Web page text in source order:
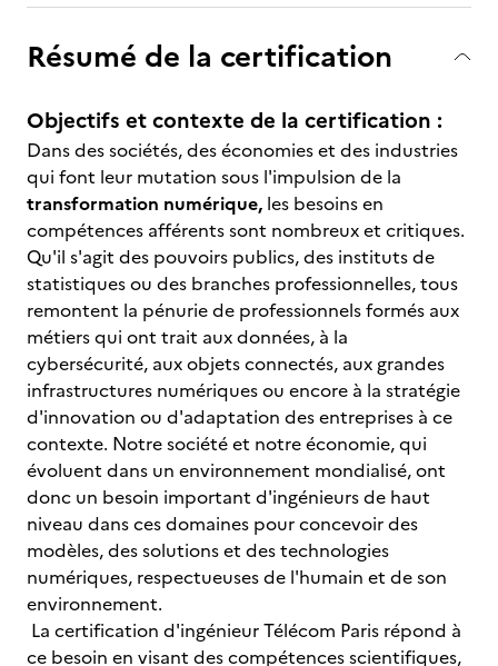
Résumé de la certification
Objectifs et contexte de la certification :
Dans des sociétés, des économies et des industries
qui font leur mutation sous l'impulsion de la
transformation numérique, les besoins en
compétences afférents sont nombreux et critiques.
Qu'il s'agit des pouvoirs publics, des instituts de
statistiques ou des branches professionnelles, tous
remontent la pénurie de professionnels formés aux
métiers qui ont trait aux données, à la
cybersécurité, aux objets connectés, aux grandes
infrastructures numériques ou encore à la stratégie
d'innovation ou d'adaptation des entreprises à ce
contexte. Notre société et notre économie, qui
évoluent dans un environnement mondialisé, ont
donc un besoin important d'ingénieurs de haut
niveau dans ces domaines pour concevoir des
modèles, des solutions et des technologies
numériques, respectueuses de l'humain et de son
environnement.
La certification d'ingénieur Télécom Paris répond à
ce besoin en visant des compétences scientifiques,